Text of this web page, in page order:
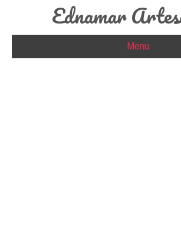
Ednamar
Menu